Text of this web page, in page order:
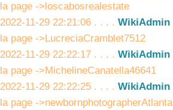
la page ->loscabosrealestate
2022-11-29 22:21:06 . . . . WikiAdmin
la page ->LucreciaCramblet7512
2022-11-29 22:22:17 . . . . WikiAdmin
la page ->MichelineCanatella46641
2022-11-29 22:22:25 . . . . WikiAdmin
la page ->newbornphotographerAtlanta